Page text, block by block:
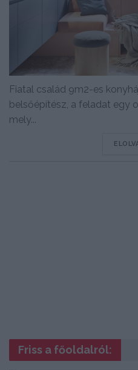
Fiatal család 9m2-es
belsőépítész, a feladat egy
mely...
Friss a főoldalról: